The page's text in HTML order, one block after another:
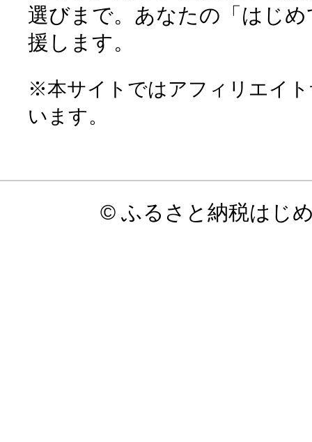
選びまで。あなたの「はじ
援します。
※本サイトではアフィリエイ
います。
© ふるさと納税はじ